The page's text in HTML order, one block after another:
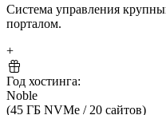
Система управления
порталом.
+
Год хостинга:
Noble
(45 ГБ NVMe /20 сайтов)